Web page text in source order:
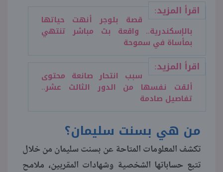
اقرأ المزيد:
قصة بلوجر أنهت حياتها
بالإسكندرية.. واقعة بث مباشر تنتهي
بمأساة في سموحة
اقرأ المزيد:
سبب انتحار صانعة محتوى
ألقت نفسها من الدور الثالث عشر..
تفاصيل صادمة
من هي بسنت سليمان؟
تكشف المعلومات المتاحة عن بسنت سليمان من خلال
تتبع حساباتها الشخصية وشهادات المقربين، ملامح